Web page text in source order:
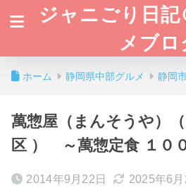
ジャニごり日
メブロ
ホーム 静岡県中部グルメ 静岡
萬惣屋（まんそうや）
区 ） ～萬惣定食 １０
2014年9月22日 2025年6月